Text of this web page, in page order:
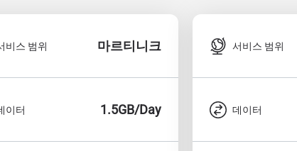
비스 범위 마르티니크
이터 1.5GB/Day
서비스 범위
데이터